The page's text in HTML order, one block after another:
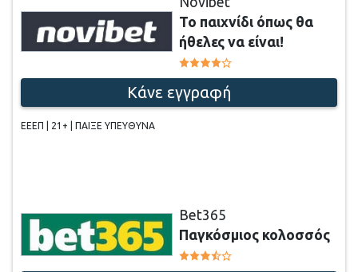
Το παιχνίδι όπως θα
ήθελες να είναι!
Κάνε εγγραφή
ΕΕΕΠ | 21+ | ΠΑΙΞΕ ΥΠΕΥΘΥΝΑ
Bet365
Παγκόσμιος κολοσσός